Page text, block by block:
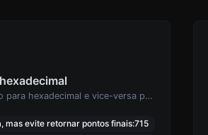
Converta texto para hexadecimal e vice-versa para qualquer entrada de string.
mas evite retornar pontos finais:715